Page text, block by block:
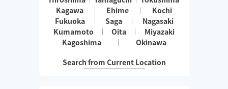
Kagawa
Ehime
Kochi
Fukuoka
Saga
Nagasaki
Kumamoto
Oita
Miyazaki
Kagoshima
Okinawa
Search from Current Location